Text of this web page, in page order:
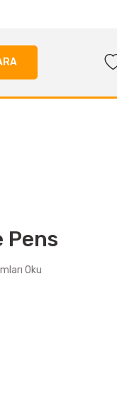
Pens
Oku